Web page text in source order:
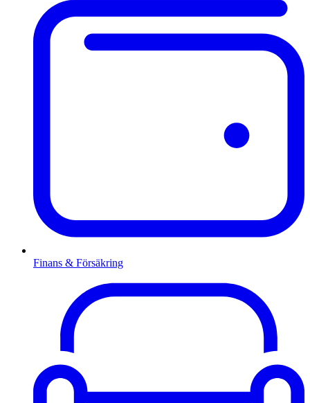
Finans & Försäkring